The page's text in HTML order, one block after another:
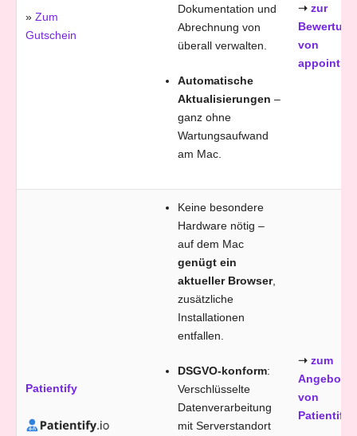
» Zum
Gutschein
Dokumentation und
Abrechnung von
überall verwalten.
Automatische
Aktualisierungen –
ganz ohne
Wartungsaufwand
am Mac.
➝ zur
Bewertung
von
Patientify
Keine besondere
Hardware nötig –
auf dem Mac
genügt ein
aktueller Browser,
zusätzliche
Installationen
entfallen.
DSGVO-konform:
Verschlüsselte
Datenverarbeitung
mit Serverstandort
➝ zum
Angebot
von
Patientify